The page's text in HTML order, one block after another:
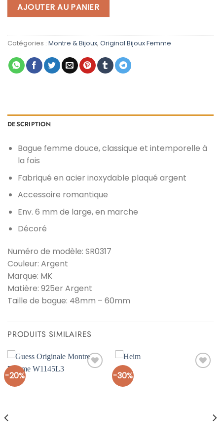
était :
AJOUTER AU PANIER
Catégories : Montre & Bijoux, Original Bijoux Femme
DESCRIPTION
Bague femme douce, classique et intemporelle à
la fois
Fabriqué en acier inoxydable plaqué argent
Accessoire romantique
Env. 6 mm de large, en marche
Décoré
Numéro de modèle: SR0317
Couleur: Argent
Marque: MK
Matière: 925er Argent
Taille de bague: 48mm – 60mm
PRODUITS SIMILAIRES
-20% -30%